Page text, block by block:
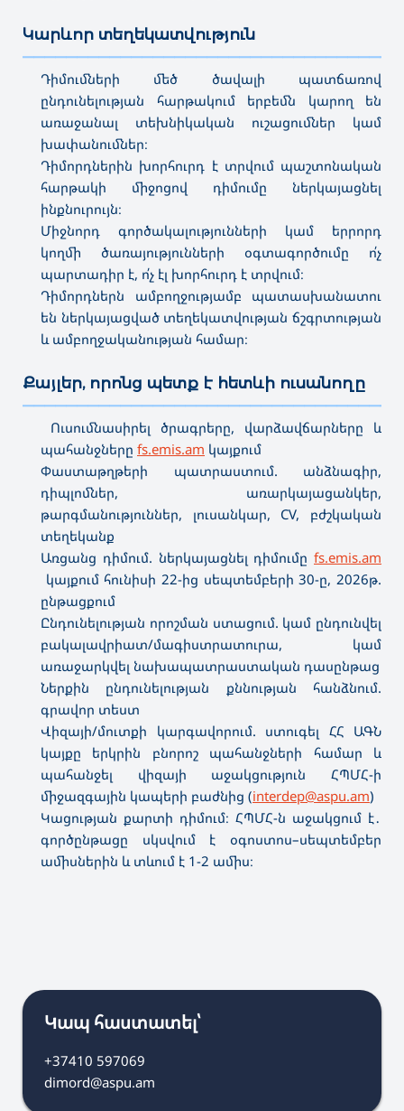
Կարևոր տեղեկատվություն
Դիմումների մեծ ծավալի պատճառով
ընդունելության հարթակում երբեմն կարող են
առաջանալ տեխնիկական ուշացումներ կամ
խափանումներ։
Դիմորդներին խորհուրդ է տրվում պաշտոնական
հարթակի միջոցով դիմումը ներկայացնել
ինքնուրույն։
Միջնորդ գործակալությունների կամ երրորդ
կողմի ծառայությունների օգտագործումը ո՛չ
պարտադիր է, ո՛չ էլ խորհուրդ է տրվում։
Դիմորդներն ամբողջությամբ պատասխանատու
են ներկայացված տեղեկատվության ճշգրտության
և ամբողջականության համար։
Քայլեր, որոնց պետք է հետևի ուսանողը
Ուսումնասիրել ծրագրերը, վարձավճարները և
պահանջները fs.emis.am կայքում
Փաստաթղթերի պատրաստում. անձնագիր,
դիպլոմներ, առարկայացանկեր,
թարգմանություններ, լուսանկար, CV, բժշկական
տեղեկանք
Առցանց դիմում. ներկայացնել դիմումը fs.emis.am
կայքում հունիսի 22-ից սեպտեմբերի 30-ը, 2026թ.
ընթացքում
Ընդունելության որոշման ստացում. կամ ընդունվել
բակալավրիատ/մագիստրատուրա, կամ
առաջարկվել նախապատրաստական դասընթաց
Ներքին ընդունելության քննության հանձնում.
գրավոր տեստ
Վիզայի/մուտքի կարգավորում. ստուգել ՀՀ ԱԳՆ
կայքը երկրին բնորոշ պահանջների համար և
պահանջել վիզայի աջակցություն ՀՊՄՀ-ի
միջազգային կապերի բաժնից (interdep@aspu.am)
Կացության քարտի դիմում։ ՀՊՄՀ-ն աջակցում է․
գործընթացը սկսվում է օգոստոս–սեպտեմբեր
ամիսներին և տևում է 1-2 ամիս։
Կապ հաստատել՝
+37410 597069
dimord@aspu.am